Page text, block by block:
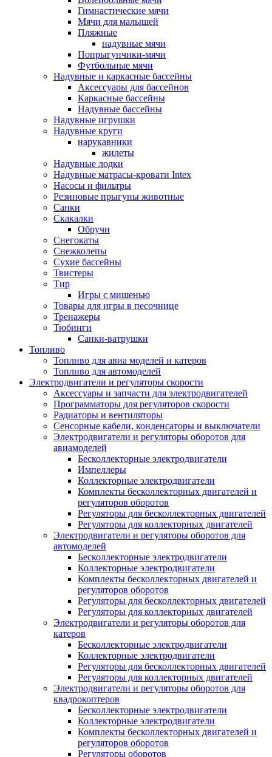
Гимнастические мячи
Мячи для малышей
Пляжные
надувные мячи
Попрыгунчики-мячи
Футбольные мячи
Надувные и каркасные бассейны
Аксессуары для бассейнов
Каркасные бассейны
Надувные бассейны
Надувные игрушки
Надувные круги
нарукавники
жилеты
Надувные лодки
Надувные матрасы-кровати Intex
Насосы и фильтры
Резиновые прыгуны животные
Санки
Скакалки
Обручи
Снегокаты
Снежколепы
Сухие бассейны
Твистеры
Тир
Игры с мишенью
Товары для игры в песочнице
Тренажеры
Тюбинги
Санки-ватрушки
Топливо
Топливо для авиа моделей и катеров
Топливо для автомоделей
Электродвигатели и регуляторы скорости
Аксессуары и запчасти для электродвигателей
Программаторы для регуляторов скорости
Радиаторы и вентиляторы
Сенсорные кабели, конденсаторы и выключатели
Электродвигатели и регуляторы оборотов для
авиамоделей
Бесколлекторные электродвигатели
Импеллеры
Коллекторные электродвигатели
Комплекты бесколлекторных двигателей и
регуляторов оборотов
Регуляторы для бесколлекторных двигателей
Регуляторы для коллекторных двигателей
Электродвигатели и регуляторы оборотов для
автомоделей
Бесколлекторные электродвигатели
Коллекторные электродвигатели
Комплекты бесколлекторных двигателей и
регуляторов оборотов
Регуляторы для бесколлекторных двигателей
Регуляторы для коллекторных двигателей
Электродвигатели и регуляторы оборотов для
катеров
Бесколлекторные электродвигатели
Коллекторные электродвигатели
Регуляторы для бесколлекторных двигателей
Регуляторы для коллекторных двигателей
Электродвигатели и регуляторы оборотов для
квадрокоптеров
Бесколлекторные электродвигатели
Коллекторные электродвигатели
Комплекты бесколлекторных двигателей и
регуляторов оборотов
Регуляторы оборотов